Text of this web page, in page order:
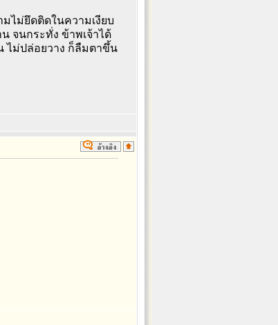
ไม่ยึดติดในความเงียบ
จนกระทั่ง ข้าพเจ้าได้
ไม่ปล่อยวาง ก็ลืมตาขึ้น